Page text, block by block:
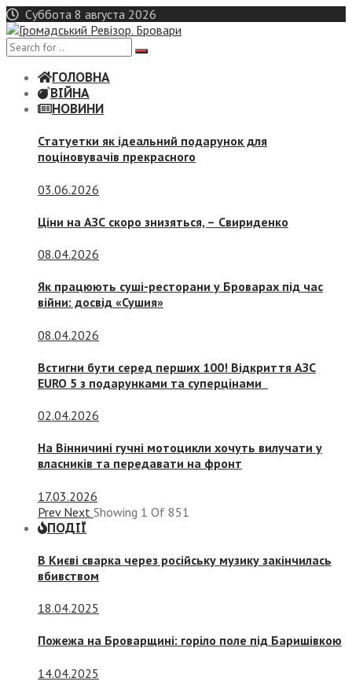
Skip
to
content
Суббота 8 августа 2026
ГОЛОВНА
ВІЙНА
НОВИНИ
Статуетки як ідеальний подарунок для
поціновувачів прекрасного
03.06.2026
Ціни на АЗС скоро знизяться, – Свириденко
08.04.2026
Як працюють суші-ресторани у Броварах під час
війни: досвід «Сушия»
08.04.2026
Встигни бути серед перших 100! Відкриття АЗС
EURO 5 з подарунками та суперцінами
02.04.2026
На Вінничині гучні мотоцикли хочуть вилучати у
власників та передавати на фронт
17.03.2026
Prev Next Showing 1 Of 851
ПОДІЇ
В Києві сварка через російську музику закінчилась
вбивством
18.04.2025
Пожежа на Броварщині: горіло поле під Баришівкою
14.04.2025